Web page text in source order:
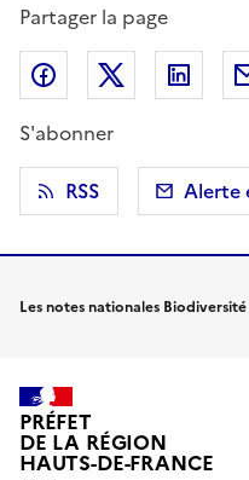
Partager la page
Partager surPartager
S'abonner
RSS
Alerte
Les notes nationales Biodiversité
PRÉFET
DE LA RÉGION
HAUTS-DE-FRANCE